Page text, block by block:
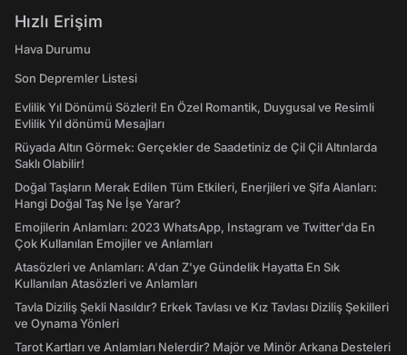
Hızlı Erişim
Hava Durumu
Son Depremler Listesi
Evlilik Yıl Dönümü Sözleri! En Özel Romantik, Duygusal ve Resimli
Evlilik Yıl dönümü Mesajları
Rüyada Altın Görmek: Gerçekler de Saadetiniz de Çil Çil Altınlarda
Saklı Olabilir!
Doğal Taşların Merak Edilen Tüm Etkileri, Enerjileri ve Şifa Alanları:
Hangi Doğal Taş Ne İşe Yarar?
Emojilerin Anlamları: 2023 WhatsApp, Instagram ve Twitter'da En
Çok Kullanılan Emojiler ve Anlamları
Atasözleri ve Anlamları: A'dan Z'ye Gündelik Hayatta En Sık
Kullanılan Atasözleri ve Anlamları
Tavla Diziliş Şekli Nasıldır? Erkek Tavlası ve Kız Tavlası Diziliş Şekilleri
ve Oynama Yönleri
Tarot Kartları ve Anlamları Nelerdir? Majör ve Minör Arkana Desteleri